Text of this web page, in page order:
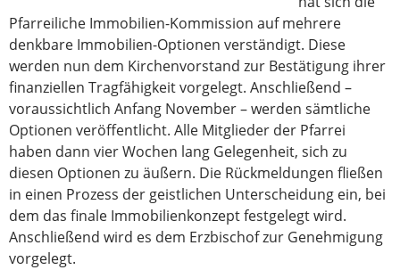
Pfarreiliche Immobilien-Kommission auf mehrere
denkbare Immobilien-Optionen verständigt. Diese
werden nun dem Kirchenvorstand zur Bestätigung ihrer
finanziellen Tragfähigkeit vorgelegt. Anschließend –
voraussichtlich Anfang November – werden sämtliche
Optionen veröffentlicht. Alle Mitglieder der Pfarrei
haben dann vier Wochen lang Gelegenheit, sich zu
diesen Optionen zu äußern. Die Rückmeldungen fließen
in einen Prozess der geistlichen Unterscheidung ein, bei
dem das finale Immobilienkonzept festgelegt wird.
Anschließend wird es dem Erzbischof zur Genehmigung
vorgelegt.